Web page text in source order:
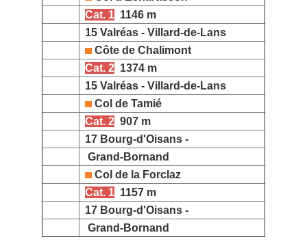
Cat. 1 1146 m
15 Valréas - Villard-de-Lans
Côte de Chalimont
Cat. 2 1374 m
15 Valréas - Villard-de-Lans
Col de Tamié
Cat. 2 907 m
17 Bourg-d'Oisans -
Grand-Bornand
Col de la Forclaz
Cat. 1 1157 m
17 Bourg-d'Oisans -
Grand-Bornand